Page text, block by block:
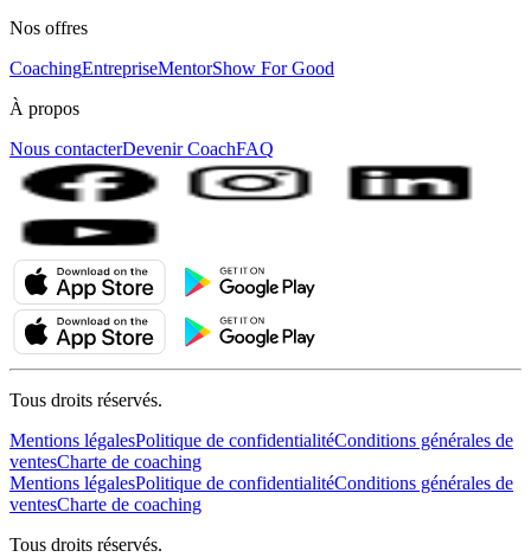
Nos offres
CoachingEntrepriseMentorShow For Good
À propos
Nous contacterDevenir CoachFAQ
Tous droits réservés.
Mentions légalesPolitique de confidentialitéConditions générales de
ventesCharte de coaching
Mentions légalesPolitique de confidentialitéConditions générales de
ventesCharte de coaching
Tous droits réservés.